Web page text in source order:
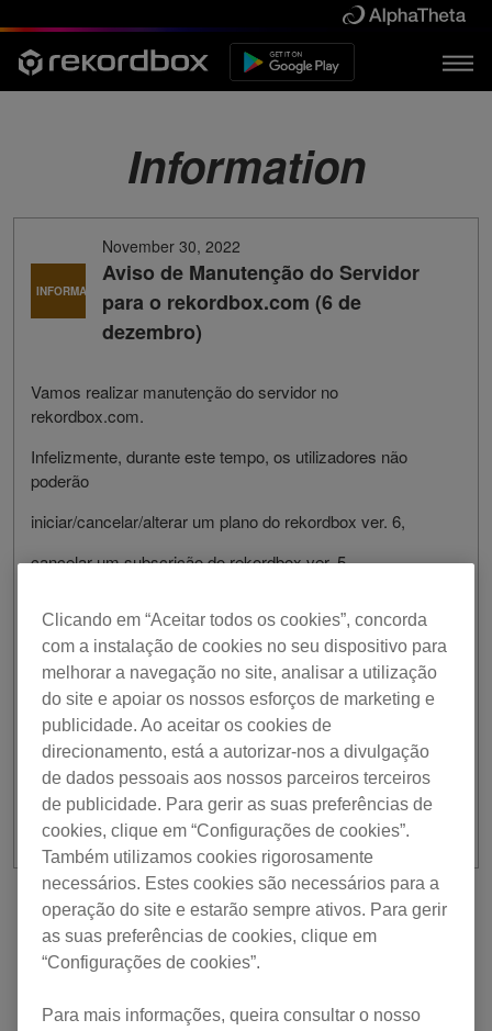
Information
INFORMAÇÕES
November 30, 2022
Aviso de Manutenção do Servidor
para o rekordbox.com (6 de
dezembro)
Vamos realizar manutenção do servidor no
rekordbox.com.
Infelizmente, durante este tempo, os utilizadores não
poderão
iniciar/cancelar/alterar um plano do rekordbox ver. 6,
cancelar um subscrição do rekordbox ver. 5.
6 de dezembro, 2022 / Das 9:30 às 14:30 UTC
Pedimos desculpa por eventuais inconvenientes
resultantes desta situação.
Agradecemos a sua compreensão e apoio.
Anterior Voltar à lista Seguinte
Clicando em “Aceitar todos os cookies”, concorda
com a instalação de cookies no seu dispositivo para
melhorar a navegação no site, analisar a utilização
do site e apoiar os nossos esforços de marketing e
publicidade. Ao aceitar os cookies de
direcionamento, está a autorizar-nos a divulgação
de dados pessoais aos nossos parceiros terceiros
de publicidade. Para gerir as suas preferências de
cookies, clique em “Configurações de cookies”.
Também utilizamos cookies rigorosamente
necessários. Estes cookies são necessários para a
operação do site e estarão sempre ativos. Para gerir
as suas preferências de cookies, clique em
“Configurações de cookies”.
Para mais informações, queira consultar o nosso